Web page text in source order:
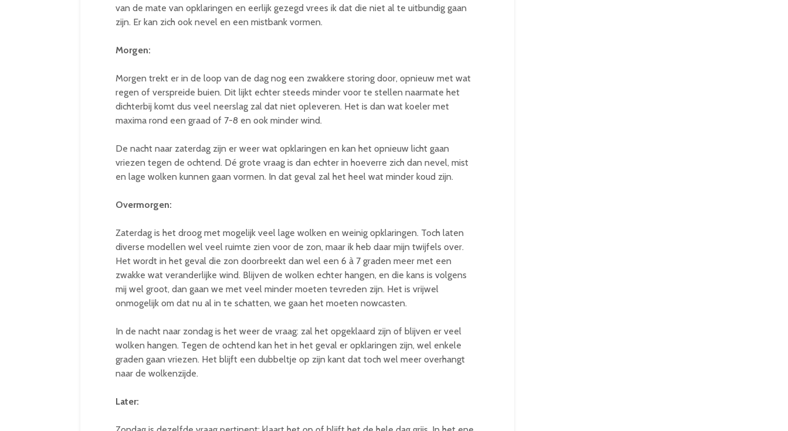
van de mate van opklaringen en eerlijk gezegd vrees ik dat die niet al te uitbundig gaan
zijn. Er kan zich ook nevel en een mistbank vormen.
Morgen:
Morgen trekt er in de loop van de dag nog een zwakkere storing door, opnieuw met wat
regen of verspreide buien. Dit lijkt echter steeds minder voor te stellen naarmate het
dichterbij komt dus veel neerslag zal dat niet opleveren. Het is dan wat koeler met
maxima rond een graad of 7-8 en ook minder wind.
De nacht naar zaterdag zijn er weer wat opklaringen en kan het opnieuw licht gaan
vriezen tegen de ochtend. Dé grote vraag is dan echter in hoeverre zich dan nevel, mist
en lage wolken kunnen gaan vormen. In dat geval zal het heel wat minder koud zijn.
Overmorgen:
Zaterdag is het droog met mogelijk veel lage wolken en weinig opklaringen. Toch laten
diverse modellen wel veel ruimte zien voor de zon, maar ik heb daar mijn twijfels over.
Het wordt in het geval die zon doorbreekt dan wel een 6 à 7 graden meer met een
zwakke wat veranderlijke wind. Blijven de wolken echter hangen, en die kans is volgens
mij wel groot, dan gaan we met veel minder moeten tevreden zijn. Het is vrijwel
onmogelijk om dat nu al in te schatten, we gaan het moeten nowcasten.
In de nacht naar zondag is het weer de vraag: zal het opgeklaard zijn of blijven er veel
wolken hangen. Tegen de ochtend kan het in het geval er opklaringen zijn, wel enkele
graden gaan vriezen. Het blijft een dubbeltje op zijn kant dat toch wel meer overhangt
naar de wolkenzijde.
Later: